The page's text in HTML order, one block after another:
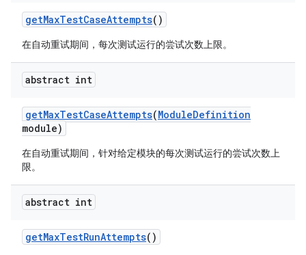
getMaxTestCaseAttempts()
在自动重试期间，每次测试运行的尝试次数上限。
abstract int
getMaxTestCaseAttempts(ModuleDefinition
module)
在自动重试期间，针对给定模块的每次测试运行的尝试次数上
限。
abstract int
getMaxTestRunAttempts()